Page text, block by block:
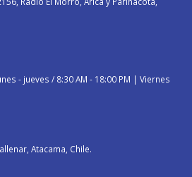
- jueves / 8:30 AM - 18:00 PM | Viernes
Atacama, Chile.